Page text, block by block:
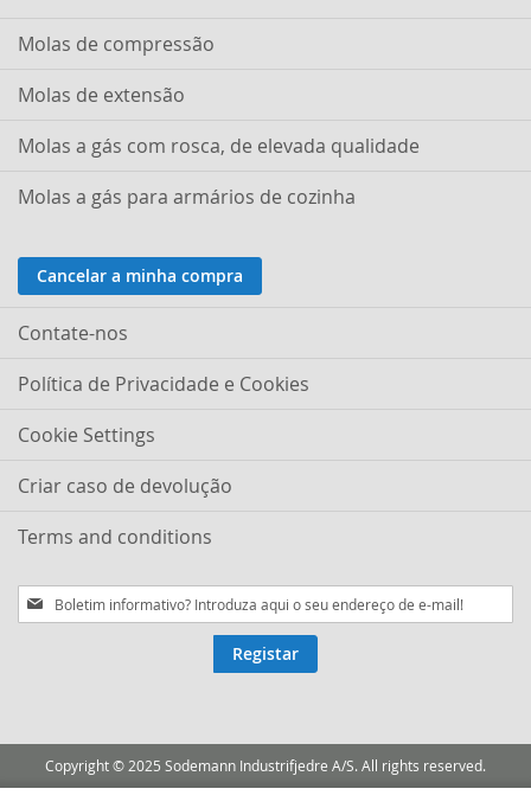
Molas de compressão
Molas de extensão
Molas a gás com rosca, de elevada qualidade
Molas a gás para armários de cozinha
Cancelar a minha compra
Contate-nos
Política de Privacidade e Cookies
Cookie Settings
Criar caso de devolução
Terms and conditions
Subscreva
a
Registar
Copyright © 2025 Sodemann Industrifjedre A/S. All rights reserved.